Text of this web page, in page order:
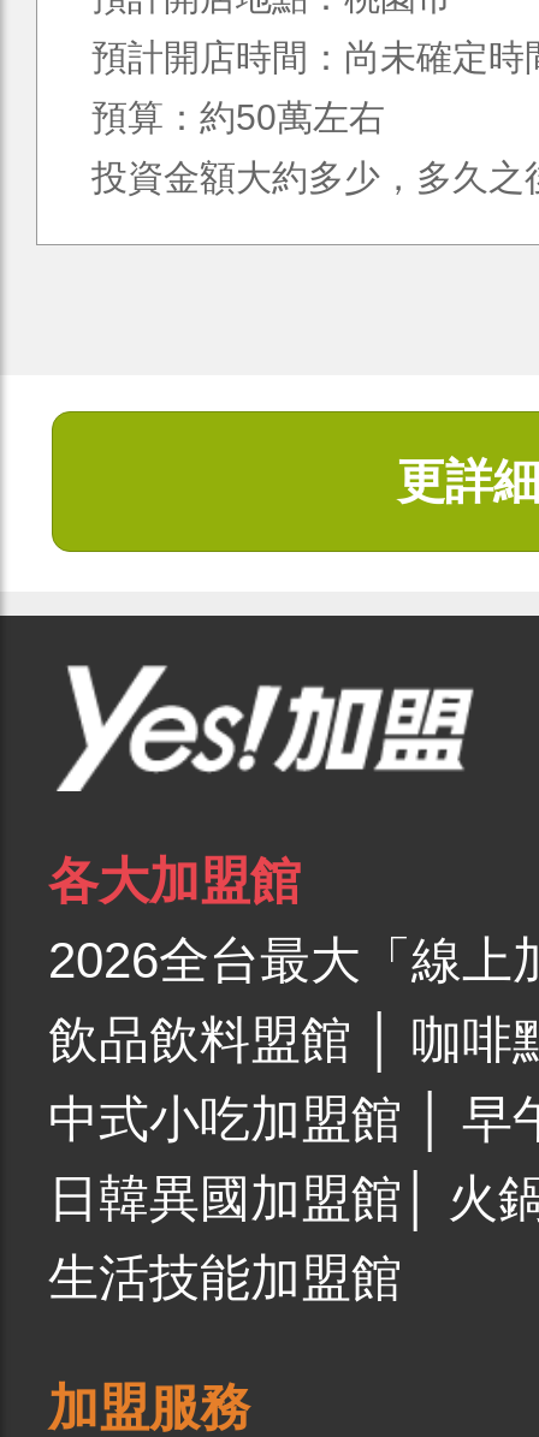
預計開店時間：尚未確定時
預算：約50萬左右
投資金額大約多少，多久之
更詳
各大加盟館
2026全台最大「線上
飲品飲料盟館
咖啡
中式小吃加盟館
早
日韓異國加盟館
火
生活技能加盟館
加盟服務